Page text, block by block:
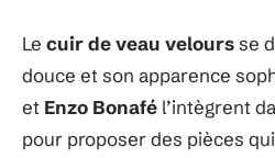
Le cuir de veau veloursse
douce et son apparence
et Enzo Bonafé l’intègrent
pour proposer des pièces